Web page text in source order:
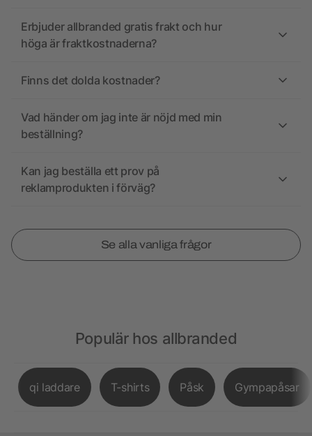
Erbjuder allbranded gratis frakt och hur
höga är fraktkostnaderna?
Finns det dolda kostnader?
Vad händer om jag inte är nöjd med min
beställning?
Kan jag beställa ett prov på
reklamprodukten i förväg?
Se alla vanliga frågor
Populär hos allbranded
qi laddare T-shirts Påsk Gympapåsar